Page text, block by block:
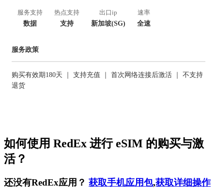
服务支持
数据
热点支持
支持
出口ip
新加坡(SG)
速率
全速
服务政策
购买有效期180天 ｜ 支持充值 ｜ 首次网络连接后激活 ｜ 不支持
退货
如何使用 RedEx 进行 eSIM 的购买与激
活？
还没有RedEx应用？ 获取手机应用包,获取详细操作